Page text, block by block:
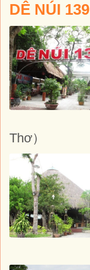
DÊ NÚI 139
Thơ）